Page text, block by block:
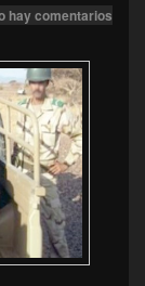
hay comentarios